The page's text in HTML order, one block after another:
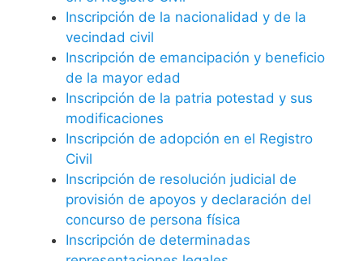
Inscripción de la nacionalidad y de la
vecindad civil
Inscripción de emancipación y beneficio
de la mayor edad
Inscripción de la patria potestad y sus
modificaciones
Inscripción de adopción en el Registro
Civil
Inscripción de resolución judicial de
provisión de apoyos y declaración del
concurso de persona física
Inscripción de determinadas